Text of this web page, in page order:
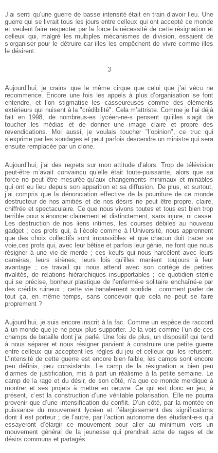
J’ai senti qu’une guerre de basse intensité était en train d’avoir lieu. Une
guerre qui se livrait tous les jours entre celleux qui ont accepté ce monde
et veulent faire respecter par la force la nécessité de cette résignation et
celleux qui, malgré les multiples mécanismes de division, essaient de
s’organiser pour le détruire car illes les empêchent de vivre comme illes
le désirent.
3
Aujourd’hui, je crains que le même cirque que celui que j’ai vécu ne
recommence. Encore une fois les appels à plus d’organisation se font
entendre, et l’on stigmatise les casseureuses comme des éléments
extérieurs qui nuisent à la "crédibilité". Cela m’attriste. Comme je l’ai déjà
fait en 1998, de nombreus-es lycéen-ne-s pensent qu’illes s’agit de
toucher les médias et de donner une image claire et propre des
revendications. Moi aussi, je voulais toucher "l’opinion", ce truc qui
s’exprime par les sondages et peut parfois descendre un ministre qui sera
ensuite remplacée par un clone.
Aujourd’hui, j’ai des regrets sur mon attitude d’alors. Trop de télévision
peut-être m’avait convaincu qu’elle était toute-puissante, alors que sa
force ne peut être mesurée qu’aux changements minimaux et minables
qui ont eu lieu depuis son apparition et sa diffusion. De plus, et surtout,
j’ai compris que la dénonciation effective de la pourriture de ce monde
destructeur de nos amitiés et de nos désirs ne peut être propre, claire,
chiffrée et spectaculaire. Ce que nous vivons toutes et tous est bien trop
terrible pour s’énoncer clairement et distinctement, sans injure, ni casse.
Les destruction de nos liens intimes, les courses débiles au nouveau
gadget ; ces profs qui, à l’école comme à l’Université, nous apprennent
que des choix collectifs sont impossibles et que chacun doit tracer sa
voie,ces profs qui, avec leur bêtise et parfois leur génie, ne font que nous
résigner à une vie de merde ; ces keufs qui nous harcèlent avec leurs
caméras, leurs sirènes, leurs lois qu’illes manient toujours à leur
avantage ; ce travail qui nous attend avec son cortège de petites
rivalités, de relations hiérarchiques insupportables ; ce quotidien stérile
qui se précise, bonheur plastique de l’enfermé-e solitaire enchaîné-e par
des crédits ruineux ; cette vie banalement sordide : comment parler de
tout ça, en même temps, sans concevoir que cela ne peut se faire
proprement ?
Aujourd’hui, je suis encore inscrit à la fac. Comme un espèce de raccord
à un monde que je ne peux plus supporter. Je la vois comme l’un de ces
champs de bataille dont j’ai parlé. Une fois de plus, un dispositif qui tend
à nous séparer et nous résigner parvient à construire une petite guerre
entre celleux qui acceptent les règles du jeu et celleux qui les refusent.
L’intensité de cette guerre est encore bien faible, les camps sont encore
peu définis, peu consistants. Le camp de la résignation a bien peu
d’armes de justification, mis à part un réalisme à la petite semaine. Le
camp de la rage et du désir, de son côté, n’a que ce monde merdique à
montrer et ses projets à mettre en oeuvre. Ce qui est donc en jeu, à
présent, c’est la construction d’une véritable polarisation. Elle ne pourra
provenir que d’une intensification du conflit. D’un côté, par la montée en
puissance du mouvement lycéen et l’élargissement des significations
dont il est porteur ; de l’autre, par l’action autonome des étudiant-e-s qui
essayeront d’élargir ce mouvement pour aller au minimum vers un
mouvement général de la jeunesse qui prendrait acte de rages et de
désirs communs et partagés.